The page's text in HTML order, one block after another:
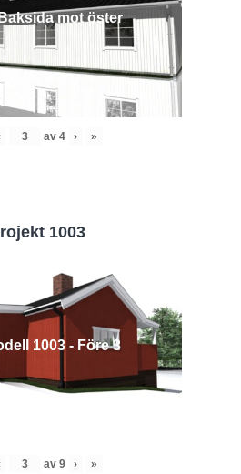
mot öster
av 4 › »
1003
1003 - Före 3
av 9 › »